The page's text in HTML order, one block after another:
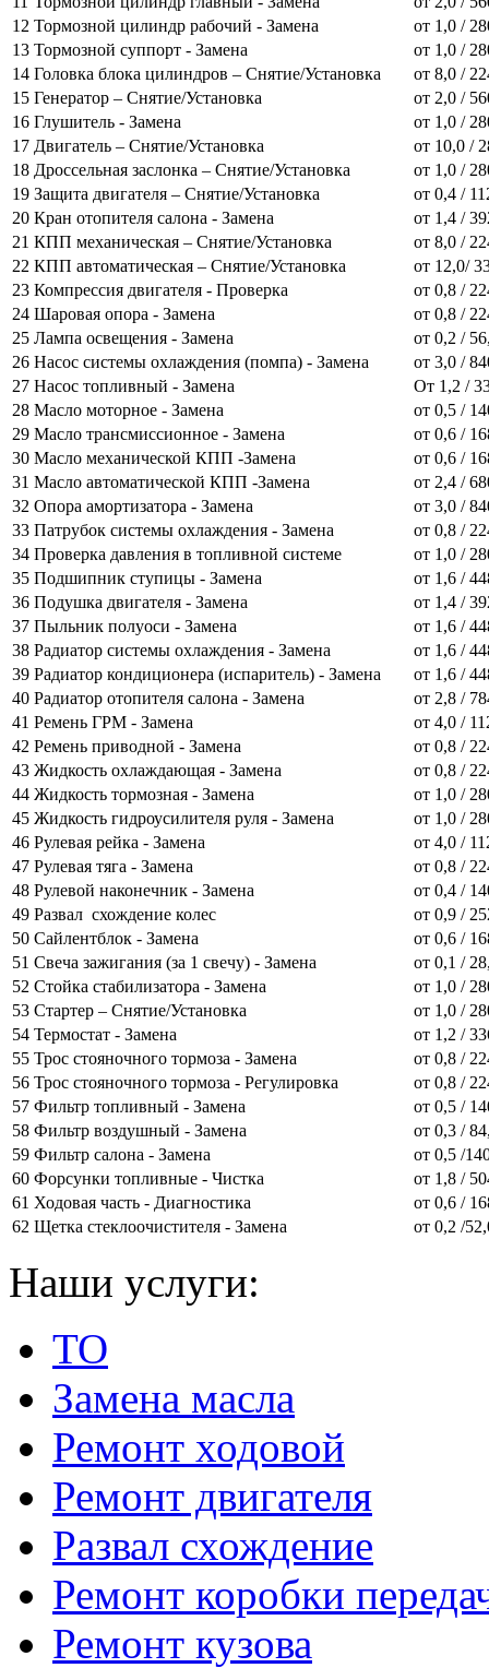
12 Тормозной цилиндр рабочий - Замена
от 1,0 /
13 Тормозной суппорт - Замена
от 1,0 /
14 Головка блока цилиндров – Снятие/Установка
от 8,0 /
15 Генератор – Снятие/Установка
от 2,0 /
16 Глушитель - Замена
от 1,0 /
17 Двигатель – Снятие/Установка
от 10,0 /
18 Дроссельная заслонка – Снятие/Установка
от 1,0 /
19 Защита двигателя – Снятие/Установка
от 0,4 /
20 Кран отопителя салона - Замена
от 1,4 /
21 КПП механическая – Снятие/Установка
от 8,0 /
22 КПП автоматическая – Снятие/Установка
от 12,0/
23 Компрессия двигателя - Проверка
от 0,8 /
24 Шаровая опора - Замена
от 0,8 /
25 Лампа освещения - Замена
от 0,2 /
26 Насос системы охлаждения (помпа) - Замена
от 3,0 /
27 Насос топливный - Замена
От 1,2 /
28 Масло моторное - Замена
от 0,5 /
29 Масло трансмиссионное - Замена
от 0,6 /
30 Масло механической КПП -Замена
от 0,6 /
31 Масло автоматической КПП -Замена
от 2,4 /
32 Опора амортизатора - Замена
от 3,0 /
33 Патрубок системы охлаждения - Замена
от 0,8 /
34 Проверка давления в топливной системе
от 1,0 /
35 Подшипник ступицы - Замена
от 1,6 /
36 Подушка двигателя - Замена
от 1,4 /
37 Пыльник полуоси - Замена
от 1,6 /
38 Радиатор системы охлаждения - Замена
от 1,6 /
39 Радиатор кондиционера (испаритель) - Замена
от 1,6 /
40 Радиатор отопителя салона - Замена
от 2,8 /
41 Ремень ГРМ - Замена
от 4,0 /
42 Ремень приводной - Замена
от 0,8 /
43 Жидкость охлаждающая - Замена
от 0,8 /
44 Жидкость тормозная - Замена
от 1,0 /
45 Жидкость гидроусилителя руля - Замена
от 1,0 /
46 Рулевая рейка - Замена
от 4,0 /
47 Рулевая тяга - Замена
от 0,8 /
48 Рулевой наконечник - Замена
от 0,4 /
49 Развал схождение колес
от 0,9 /
50 Сайлентблок - Замена
от 0,6 /
51 Свеча зажигания (за 1 свечу) - Замена
от 0,1 /
52 Стойка стабилизатора - Замена
от 1,0 /
53 Стартер – Снятие/Установка
от 1,0 /
54 Термостат - Замена
от 1,2 /
55 Трос стояночного тормоза - Замена
от 0,8 /
56 Трос стояночного тормоза - Регулировка
от 0,8 /
57 Фильтр топливный - Замена
от 0,5 /
58 Фильтр воздушный - Замена
от 0,3 /
59 Фильтр салона - Замена
от 0,5 /
60 Форсунки топливные - Чистка
от 1,8 /
61 Ходовая часть - Диагностика
от 0,6 /
62 Щетка стеклоочистителя - Замена от 0,2 /
Наши услуги:
ТО
Замена масла
Ремонт ходовой
Ремонт двигателя
Развал схождение
Ремонт коробки
Ремонт кузова